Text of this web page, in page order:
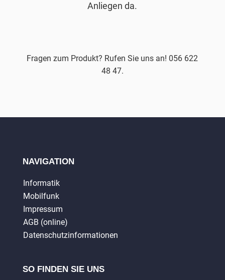
Anliegen da.
Fragen zum Produkt? Rufen Sie uns an! 056 622
48 47.
NAVIGATION
Informatik
Mobilfunk
Impressum
AGB (online)
Datenschutzinformationen
SO FINDEN SIE UNS